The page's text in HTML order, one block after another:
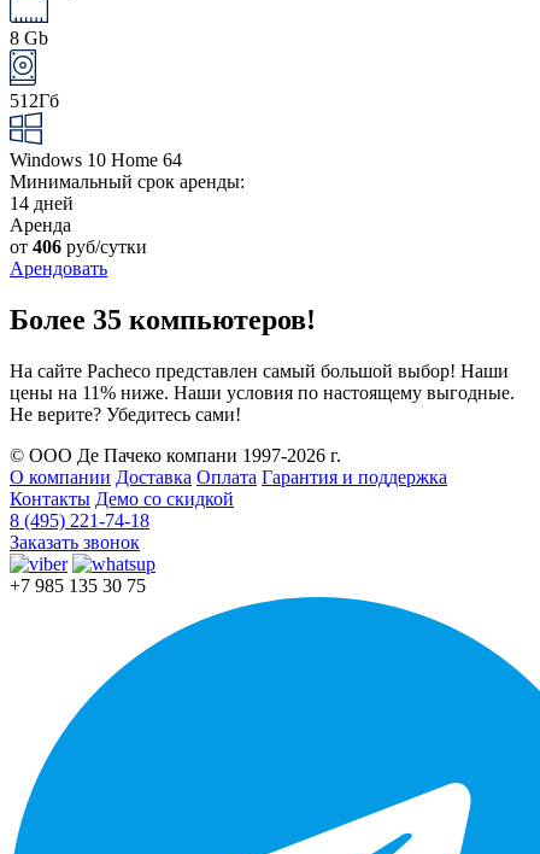
8 Gb
512Гб
Windows 10 Home 64
Минимальный срок аренды:
14 дней
Аренда
от 406 руб/сутки
Арендовать
Более 35 компьютеров!
На сайте Pacheco представлен самый большой выбор! Наши
цены на 11% ниже. Наши условия по настоящему выгодные.
Не верите? Убедитесь сами!
© ООО Де Пачеко компани 1997-2026 г.
О компании Доставка Оплата Гарантия и поддержка
Контакты Демо со скидкой
8 (495) 221-74-18
Заказать звонок
+7 985 135 30 75